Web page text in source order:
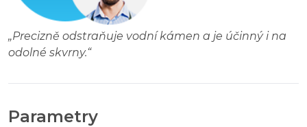
„Precizně odstraňuje vodní kámen a je účinný i na
odolné skvrny.“
Parametry